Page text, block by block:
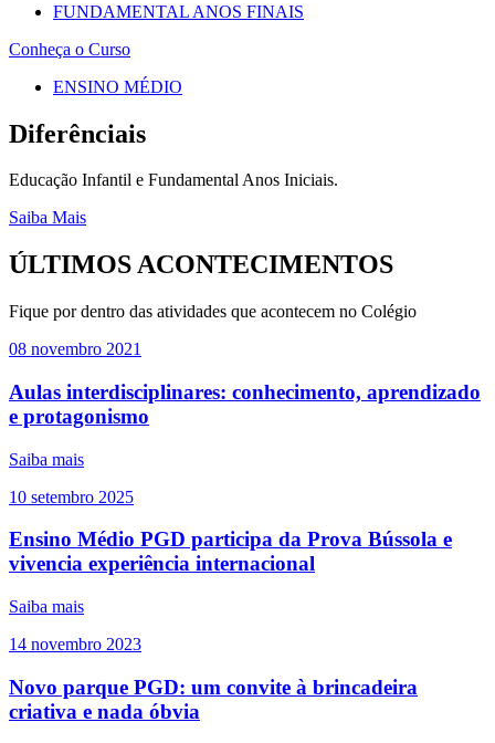
FUNDAMENTAL ANOS FINAIS
Conheça o Curso
ENSINO MÉDIO
Diferênciais
Educação Infantil e Fundamental Anos Iniciais.
Saiba Mais
ÚLTIMOS ACONTECIMENTOS
Fique por dentro das atividades que acontecem no Colégio
08 novembro 2021
Aulas interdisciplinares: conhecimento, aprendizado
e protagonismo
Saiba mais
10 setembro 2025
Ensino Médio PGD participa da Prova Bússola e
vivencia experiência internacional
Saiba mais
14 novembro 2023
Novo parque PGD: um convite à brincadeira
criativa e nada óbvia